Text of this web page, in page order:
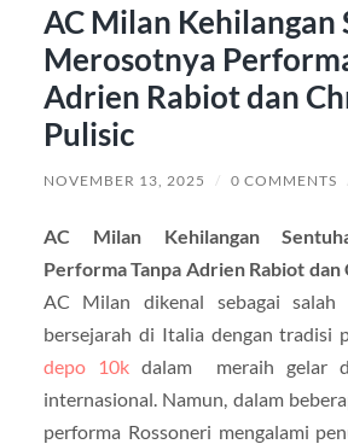
AC Milan Kehilangan
Merosotnya
Adrien Rabiot dan
Pulisic
NOVEMBER 13, 2025 / 0 COMMENTS
AC Milan Kehilangan
Performa Tanpa Adrien Rabiot dan
AC Milan dikenal sebagai
bersejarah di Italia dengan tradisi
depo 10kdalam meraih gelar
internasional. Namun, dalam
performa Rossoneri mengalami